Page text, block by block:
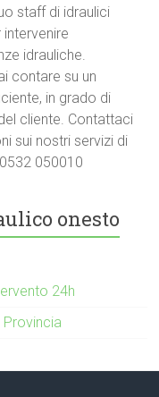
staff di idraulici
idrauliche.
contare su un
in grado di
cliente. Contattaci
sui nostri servizi di
050010
onesto
24h